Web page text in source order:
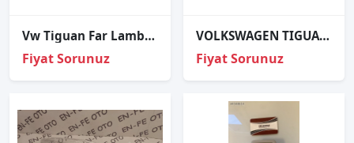
Vw Tiguan Far Lambası Sağ Sol Set LEDLİ XENON 2016-2020
Fiyat Sorunuz
VOLKSWAGEN TIGUAN SAĞ FAR 2013-2015
Fiyat Sorunuz